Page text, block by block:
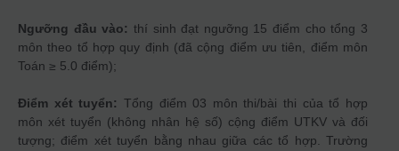
Ngưỡng đầu vào: thí sinh đạt ngưỡng 15 điểm cho tổng 3
môn theo tổ hợp quy định (đã cộng điểm ưu tiên, điểm môn
Toán ≥ 5.0 điểm);
Điểm xét tuyển: Tổng điểm 03 môn thi/bài thi của tổ hợp
môn xét tuyển (không nhân hệ số) cộng điểm UTKV và đối
tượng; điểm xét tuyển bằng nhau giữa các tổ hợp. Trường